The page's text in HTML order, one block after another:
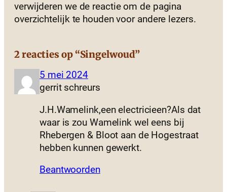
verwijderen we de reactie om de pagina
overzichtelijk te houden voor andere lezers.
2 reacties op “Singelwoud”
5 mei 2024
gerrit schreurs
J.H.Wamelink,een electricieen?Als dat
waar is zou Wamelink wel eens bij
Rhebergen & Bloot aan de Hogestraat
hebben kunnen gewerkt.
Beantwoorden